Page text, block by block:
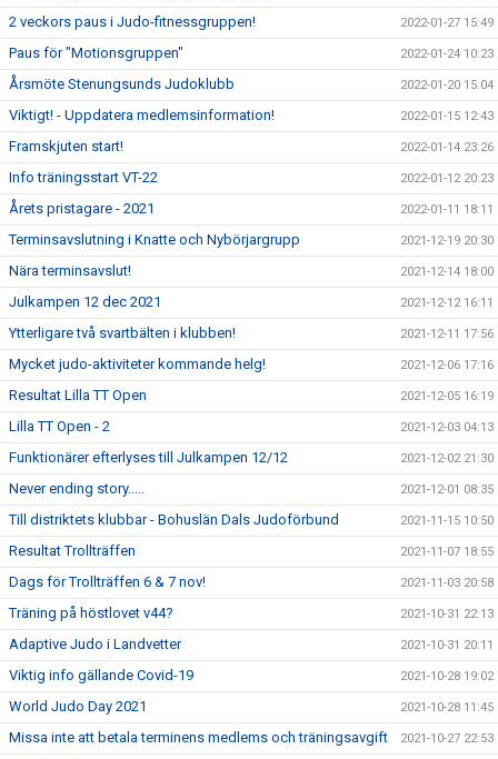
2 veckors paus i Judo-fitnessgruppen! 2022-01-27 15:49
Paus för "Motionsgruppen" 2022-01-24 10:23
Årsmöte Stenungsunds Judoklubb 2022-01-20 15:04
Viktigt! - Uppdatera medlemsinformation! 2022-01-15 12:43
Framskjuten start! 2022-01-14 23:26
Info träningsstart VT-22 2022-01-12 20:23
Årets pristagare - 2021 2022-01-11 18:11
Terminsavslutning i Knatte och Nybörjargrupp 2021-12-19 20:30
Nära terminsavslut! 2021-12-14 18:00
Julkampen 12 dec 2021 2021-12-12 16:11
Ytterligare två svartbälten i klubben! 2021-12-11 17:56
Mycket judo-aktiviteter kommande helg! 2021-12-06 17:16
Resultat Lilla TT Open 2021-12-05 16:19
Lilla TT Open - 2 2021-12-03 04:13
Funktionärer efterlyses till Julkampen 12/12 2021-12-02 21:30
Never ending story..... 2021-12-01 08:35
Till distriktets klubbar - Bohuslän Dals Judoförbund 2021-11-15 10:50
Resultat Trollträffen 2021-11-07 18:55
Dags för Trollträffen 6 & 7 nov! 2021-11-03 20:58
Träning på höstlovet v44? 2021-10-31 22:13
Adaptive Judo i Landvetter 2021-10-31 20:11
Viktig info gällande Covid-19 2021-10-28 19:02
World Judo Day 2021 2021-10-28 11:45
Missa inte att betala terminens medlems och träningsavgift 2021-10-27 22:53